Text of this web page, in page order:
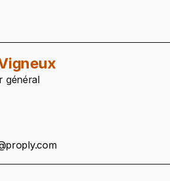
général